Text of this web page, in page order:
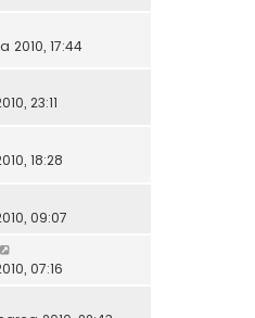
2010, 17:44
23:11
18:28
09:07
07:16